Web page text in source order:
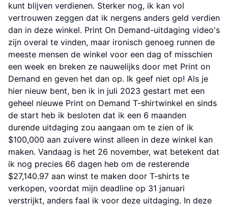
kunt blijven verdienen. Sterker nog, ik kan vol
vertrouwen zeggen dat ik nergens anders geld verdien
dan in deze winkel. Print On Demand-uitdaging video's
zijn overal te vinden, maar ironisch genoeg runnen de
meeste mensen de winkel voor een dag of misschien
een week en breken ze nauwelijks door met Print on
Demand en geven het dan op. Ik geef niet op! Als je
hier nieuw bent, ben ik in juli 2023 gestart met een
geheel nieuwe Print on Demand T-shirtwinkel en sinds
de start heb ik besloten dat ik een 6 maanden
durende uitdaging zou aangaan om te zien of ik
$100,000 aan zuivere winst alleen in deze winkel kan
maken. Vandaag is het 26 november, wat betekent dat
ik nog precies 66 dagen heb om de resterende
$27,140.97 aan winst te maken door T-shirts te
verkopen, voordat mijn deadline op 31 januari
verstrijkt, anders faal ik voor deze uitdaging. In deze